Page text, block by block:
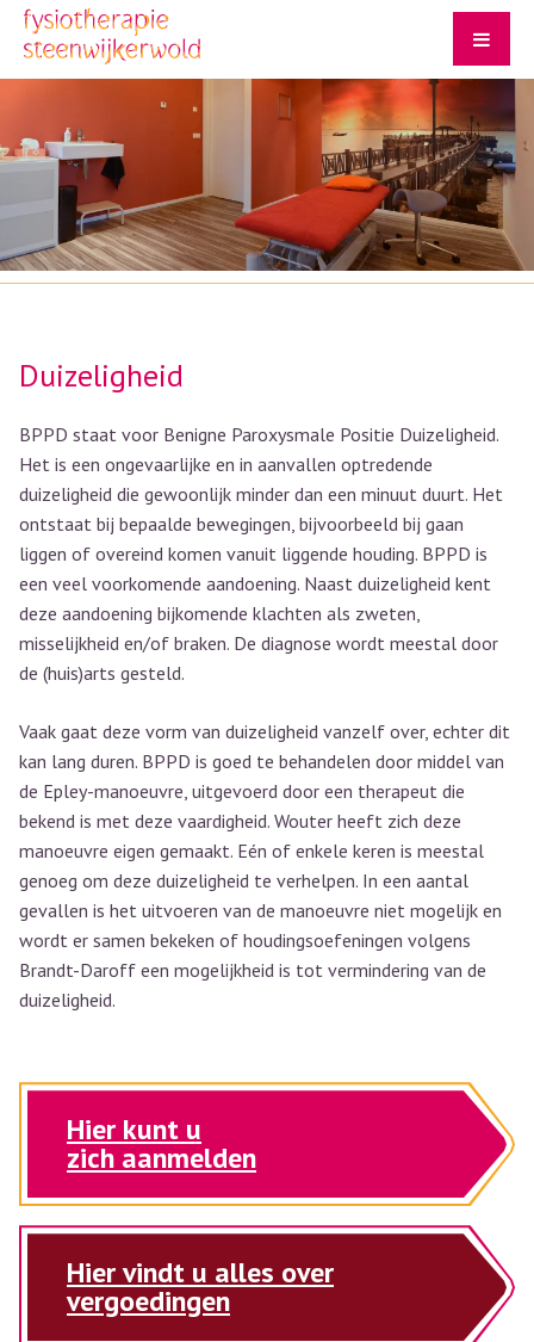
Fysiotherapie Steenwijkerwold
Duizeligheid
BPPD staat voor Benigne Paroxysmale Positie Duizeligheid.
Het is een ongevaarlijke en in aanvallen optredende
duizeligheid die gewoonlijk minder dan een minuut duurt. Het
ontstaat bij bepaalde bewegingen, bijvoorbeeld bij gaan
liggen of overeind komen vanuit liggende houding. BPPD is
een veel voorkomende aandoening. Naast duizeligheid kent
deze aandoening bijkomende klachten als zweten,
misselijkheid en/of braken. De diagnose wordt meestal door
de (huis)arts gesteld.
Vaak gaat deze vorm van duizeligheid vanzelf over, echter dit
kan lang duren. BPPD is goed te behandelen door middel van
de Epley-manoeuvre, uitgevoerd door een therapeut die
bekend is met deze vaardigheid. Wouter heeft zich deze
manoeuvre eigen gemaakt. Eén of enkele keren is meestal
genoeg om deze duizeligheid te verhelpen. In een aantal
gevallen is het uitvoeren van de manoeuvre niet mogelijk en
wordt er samen bekeken of houdingsoefeningen volgens
Brandt-Daroff een mogelijkheid is tot vermindering van de
duizeligheid.
Hier kunt u
zich aanmelden
Hier vindt u alles over
vergoedingen